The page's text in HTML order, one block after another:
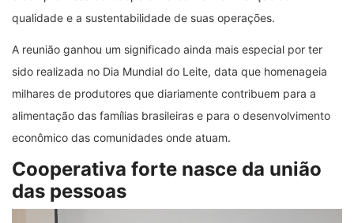
qualidade e a sustentabilidade de suas operações.
A reunião ganhou um significado ainda mais especial por ter
sido realizada no Dia Mundial do Leite, data que homenageia
milhares de produtores que diariamente contribuem para a
alimentação das famílias brasileiras e para o desenvolvimento
econômico das comunidades onde atuam.
Cooperativa forte nasce da união
das pessoas